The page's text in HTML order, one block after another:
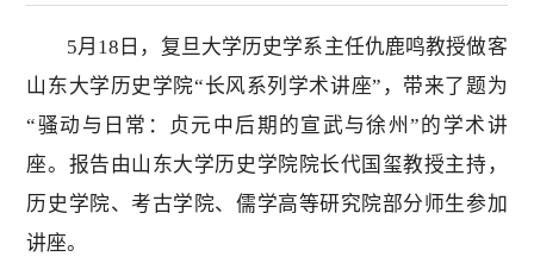
5月18日，复旦大学历史学系主任仇鹿鸣教授做客
山东大学历史学院“长风系列学术讲座”，带来了题为
“骚动与日常：贞元中后期的宣武与徐州”的学术讲
座。报告由山东大学历史学院院长代国玺教授主持，
历史学院、考古学院、儒学高等研究院部分师生参加
讲座。